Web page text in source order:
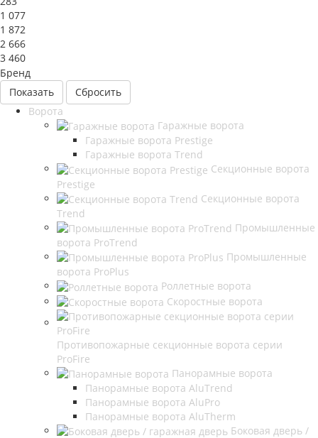
1 077
1 872
2 666
3 460
Бренд
Сбросить
Ворота
Гаражные ворота
Гаражные ворота Prestige
Гаражные ворота Trend
Секционные ворота
Prestige
Секционные ворота
Trend
Промышленные
ворота ProTrend
Промышленные
ворота ProPlus
Роллетные ворота
Скоростные ворота
Противопожарные секционные ворота серии
ProFire
Панорамные ворота
Панорамные ворота AluTrend
Панорамные ворота AluPro
Панорамные ворота AluTherm
Боковая дверь /